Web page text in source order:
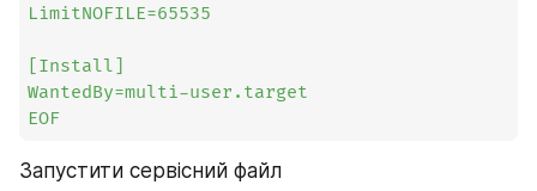
LimitNOFILE=65535
[Install]
WantedBy=multi-user.target
EOF
Запустити сервісний файл